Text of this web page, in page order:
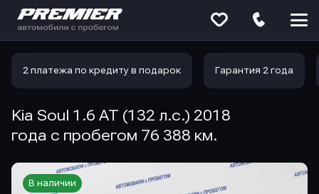
2 платежа по кредиту в подарок Гарантия 2 года
Kia Soul 1.6 AT (132 л.с.) 2018
года с пробегом 76 388 км.
В наличии